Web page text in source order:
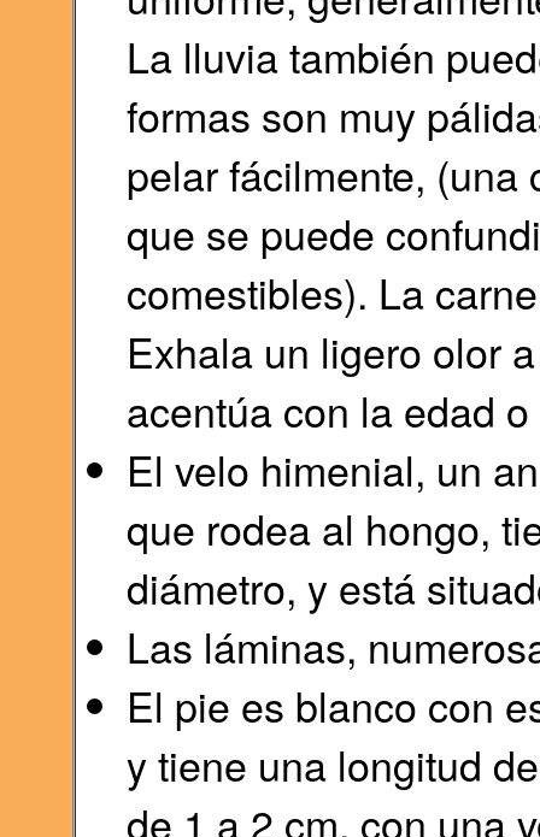
La lluvia también
formas son muy
pelar fácilmente, (una
que se puede
comestibles).​ La
Exhala un ligero olor
acentúa con la edad
El velo himenial, un
que rodea al hongo,
diámetro, y está
Las láminas,
El pie es blanco con
y tiene una longitud
de 1 a 2 cm, con una